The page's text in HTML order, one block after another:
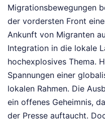
Migrationsbewegungen
der vordersten Front
Ankunft von Migranten
Integration in die lokale
hochexplosives Thema.
Spannungen einer
lokalen Rahmen. Die
ein offenes Geheimnis,
der Presse auftaucht.